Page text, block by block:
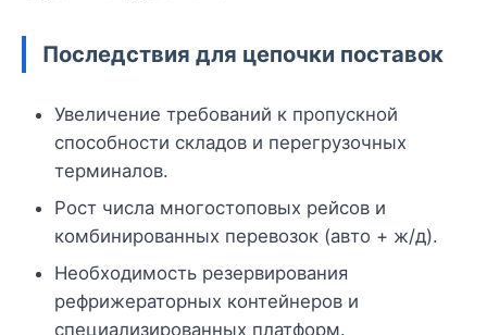
Последствия для цепочки поставок
Увеличение требований к пропускной
способности складов и перегрузочных
терминалов.
Рост числа многостоповых рейсов и
комбинированных перевозок (авто + ж/д).
Необходимость резервирования
рефрижераторных контейнеров и
специализированных платформ.